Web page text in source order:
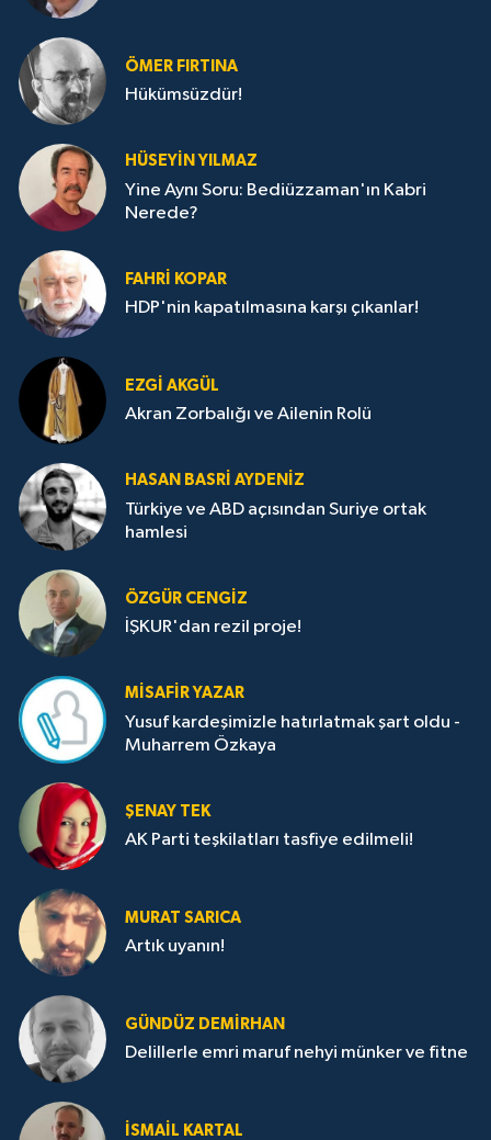
ÖMER FIRTINA
Hükümsüzdür!
HÜSEYIN YILMAZ
Yine Aynı Soru: Bediüzzaman'ın Kabri
Nerede?
FAHRI KOPAR
HDP'nin kapatılmasına karşı çıkanlar!
EZGI AKGÜL
Akran Zorbalığı ve Ailenin Rolü
HASAN BASRI AYDENIZ
Türkiye ve ABD açısından Suriye ortak
hamlesi
ÖZGÜR CENGIZ
İŞKUR'dan rezil proje!
MISAFIR YAZAR
Yusuf kardeşimizle hatırlatmak şart oldu -
Muharrem Özkaya
ŞENAY TEK
AK Parti teşkilatları tasfiye edilmeli!
MURAT SARICA
Artık uyanın!
GÜNDÜZ DEMIRHAN
Delillerle emri maruf nehyi münker ve fitne
İSMAIL KARTAL